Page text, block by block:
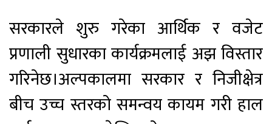
सरकारले शुरु गरेका आर्थिक र वजेट
प्रणाली सुधारका कार्यक्रमलाई अझ विस्तार
गरिनेछ।अल्पकालमा सरकार र निजीक्षेत्र
बीच उच्च स्तरको समन्वय कायम गरी हाल